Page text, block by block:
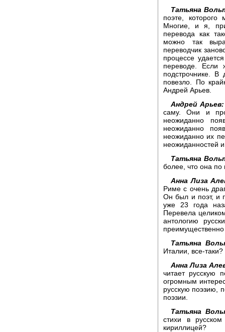
Татьяна
поэте,
Многие, и я,
перевода как
можно так
переводчик
процессе
переводе. Если
подстрочнике. В
повезло. По
Андрей Арьев.
Андрей Арьев:
саму. Они и
неожиданно
неожиданно
неожиданно их
неожиданностей
Татьяна
более, что она по
Анна Лиза
Риме с очень
Он был и поэт, и
уже 23 года
Перевела
антологию
Татьяна
Италии, все-таки?
Анна Лиза
читает русскую
огромным
русскую поэзию,
поэзии.
Татьяна
стихи в
кириллицей?